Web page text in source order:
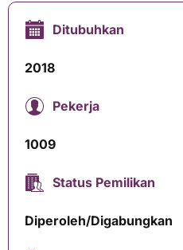
Ditubuhkan
2018
Pekerja
1009
Status Pemilikan
Diperoleh/Digabungkan